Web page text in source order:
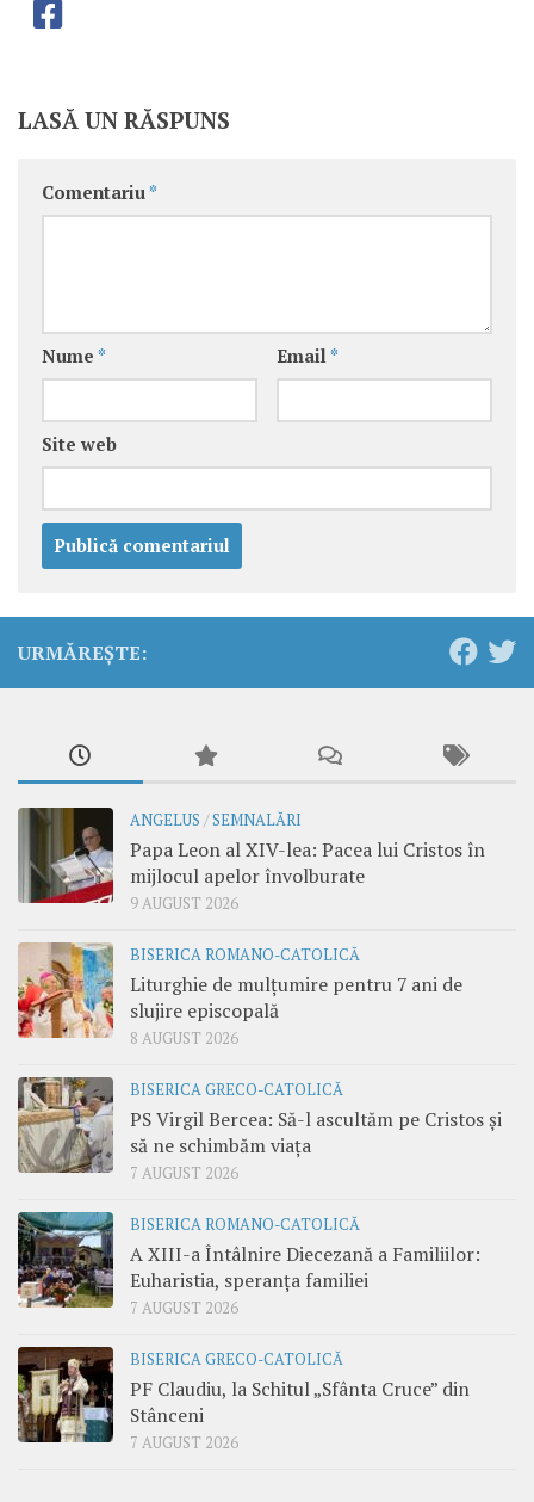
LASĂ UN RĂSPUNS
Comentariu *
Nume * Email *
Site web
URMĂREȘTE:
ANGELUS /SEMNALĂRI
Papa Leon al XIV-lea: Pacea lui Cristos în
mijlocul apelor învolburate
9 AUGUST 2026
BISERICA ROMANO-CATOLICĂ
Liturghie de mulțumire pentru 7 ani de
slujire episcopală
8 AUGUST 2026
BISERICA GRECO-CATOLICĂ
PS Virgil Bercea: Să-l ascultăm pe Cristos și
să ne schimbăm viața
7 AUGUST 2026
BISERICA ROMANO-CATOLICĂ
A XIII-a Întâlnire Diecezană a Familiilor:
Euharistia, speranța familiei
7 AUGUST 2026
BISERICA GRECO-CATOLICĂ
PF Claudiu, la Schitul „Sfânta Cruce” din
Stânceni
7 AUGUST 2026